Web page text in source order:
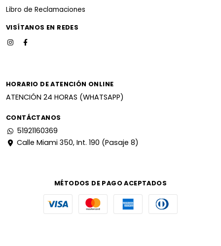
Libro de Reclamaciones
VISÍTANOS EN REDES
HORARIO DE ATENCIÓN ONLINE
ATENCIÓN 24 HORAS (WHATSAPP)
CONTÁCTANOS
51921160369
Calle Miami 350, Int. 190 (Pasaje 8)
MÉTODOS DE PAGO ACEPTADOS